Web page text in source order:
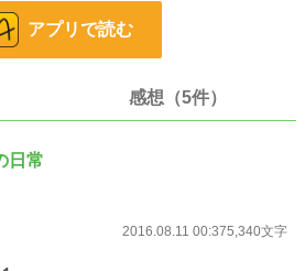
アプリで読む
感想（5件）
日常
2016.08.11 00:375,340文字